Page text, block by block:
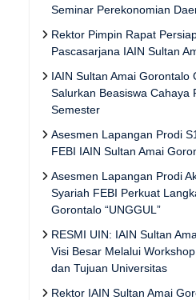
Seminar Perekonomian
Rektor Pimpin Rapat
Pascasarjana IAIN Sultan
IAIN Sultan Amai Gorontalo
Salurkan Beasiswa Cahaya
Semester
Asesmen Lapangan Prodi
FEBI IAIN Sultan Amai
Asesmen Lapangan Prodi
Syariah FEBI Perkuat
Gorontalo “UNGGUL”
RESMI UIN: IAIN Sultan
Visi Besar Melalui
dan Tujuan Universitas
Rektor IAIN Sultan Amai